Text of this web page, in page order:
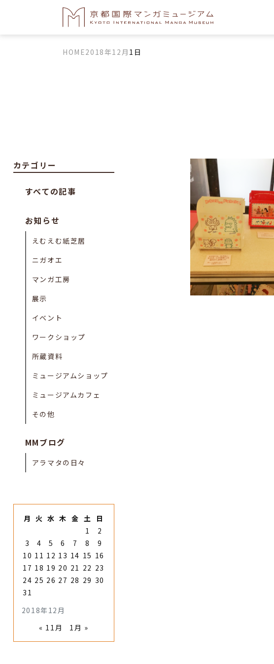
HOME2018年12月 1日
カテゴリー
すべての記事
お知らせ
えむえむ紙芝居
ニガオエ
マンガ工房
展示
イベント
ワークショップ
所蔵資料
ミュージアムショップ
ミュージアムカフェ
その他
MMブログ
アラマタの日々
2018年12月
月 火 水 木 金 土
日
1
2
3
4 5 6 7 8
9
10 11 12 13 14 15 16
17 18 19 20 21 22 23
24 25 26 27 28 29 30
31
« 11月 1月 »